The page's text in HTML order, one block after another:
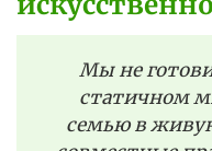
Мы не
статичном
семью в